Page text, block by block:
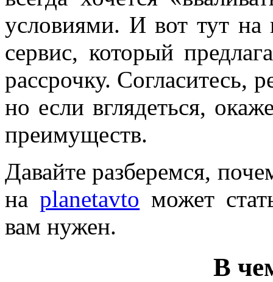
условиями. И вот тут
сервис, который
рассрочку. Согласитесь,
но если вглядеться,
преимуществ.
Давайте разберемся,
наplanetavto может
вам нужен.
В